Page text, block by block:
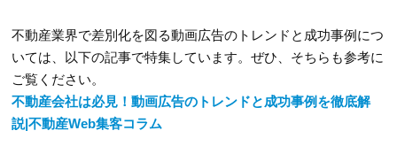
不動産業界で差別化を図る動画広告のトレンドと成功事例につ
いては、以下の記事で特集しています。ぜひ、そちらも参考に
ご覧ください。
不動産会社は必見！動画広告のトレンドと成功事例を徹底解
説|不動産Web集客コラム